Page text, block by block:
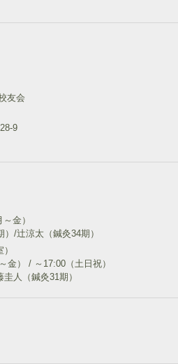
友会
9
金）
）/辻涼太（鍼灸34期）
金） / ～17:00（土日祝）
人（鍼灸31期）